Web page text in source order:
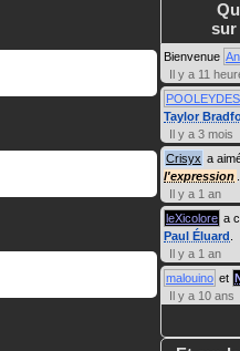
sur
Bienvenue
Il y a 11
Taylor
Il y a 3 mois
Crisyx a
l'expression
Il y a 1 an
leXicolore a
Paul Éluard
Il y a 1 an
malouino et
Il y a 10 ans